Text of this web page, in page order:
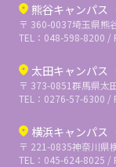
熊谷キャンパス
〒 360-0037埼玉県熊
TEL：048-598-8200 /
太田キャンパス
〒 373-0851群馬県太
TEL：0276-57-6300 /
横浜キャンパス
〒 221-0835神奈川県
TEL：045-624-8025 /